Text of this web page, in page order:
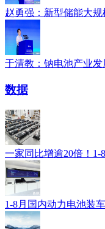
赵勇强：新型储能大
于清教：钠电池产业
数据
一家同比增逾20倍！
1-8月国内动力电池装